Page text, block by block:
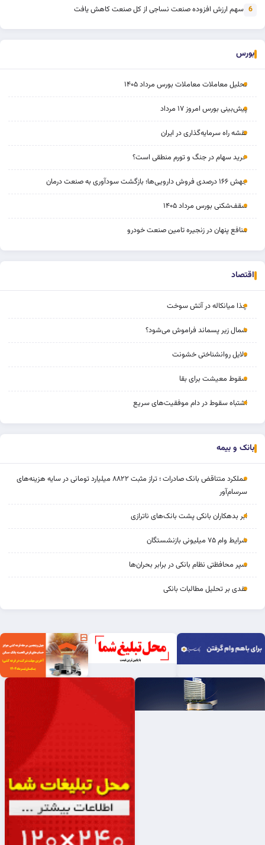
6 سهم ارزش افزوده صنعت نساجی از کل صنعت کاهش یافت
بورس
تحلیل معاملات معاملات بورس مرداد ۱۴۰۵
پیش‌بینی بورس امروز ۱۷ مرداد
نقشه راه سرمایه‌گذاری در ایران
خرید سهام در جنگ و تورم منطقی است؟
جهش ۱۶۶ درصدی فروش دارویی‌ها؛ بازگشت سودآوری به صنعت درمان
سقف‌شکنی بورس مرداد ۱۴۰۵
منافع پنهان در زنجیره تامین صنعت خودرو
اقتصاد
چذا میانکاله در آتش سوخت
شمال زیر پسماند فراموش می‌شود؟
دلایل روانشناختی خشونت
سقوط معیشت برای بقا
اشتباه سقوط در دام موفقیت‌های سریع
بانک و بیمه
عملکرد متناقض بانک صادرات ؛ تراز مثبت ۸۸۲۲ میلیارد تومانی در سایه هزینه‌های
سرسام‌آور
ابر بدهکاران بانکی پشت بانک‌های ناترازی
شرایط وام ۷۵ میلیونی بازنشستگان
سپر محافظتی نظام بانکی در برابر بحران‌ها
نقدی بر تحلیل مطالبات بانکی